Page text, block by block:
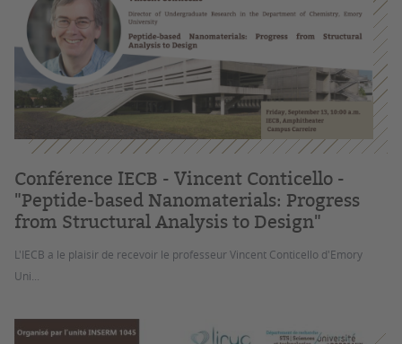
Conférence IECB - Vincent Conticello -
"Peptide-based Nanomaterials: Progress
from Structural Analysis to Design"
L'IECB a le plaisir de recevoir le professeur Vincent Conticello d'Emory
Uni...